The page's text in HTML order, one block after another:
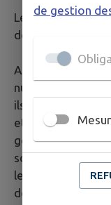
Le pigeon est
depuis l’antiquité.
Aujourd’hui,
nuisances
ils sont
et à la
généralement
sont des
les pigeons
des
de gestion